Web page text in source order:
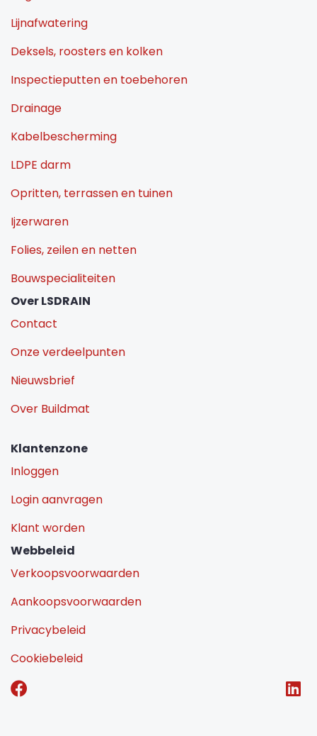
Lijnafwatering
Deksels, roosters en kolken
Inspectieputten en toebehoren
Drainage
Kabelbescherming
LDPE darm
Opritten, terrassen en tuinen
Ijzerwaren
Folies, zeilen en netten
Bouwspecialiteiten
Over LSDRAIN
Contact
Onze verdeelpunten
Nieuwsbrief
Over Buildmat
Klantenzone
Inloggen
Login aanvragen
Klant worden
Webbeleid
Verkoopsvoorwaarden
Aankoopsvoorwaarden
Privacybeleid
Cookiebeleid